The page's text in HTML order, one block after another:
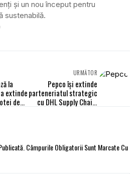
și un nou început pentru
sustenabilă.
la
extinde
de
URMĂTOR
Pepco își extinde
parteneriatul strategic
cu DHL Supply Chain.
Câmpurile Obligatorii Sunt Marcate Cu